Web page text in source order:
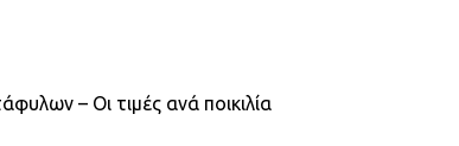
– Οι τιμές ανά ποικιλία